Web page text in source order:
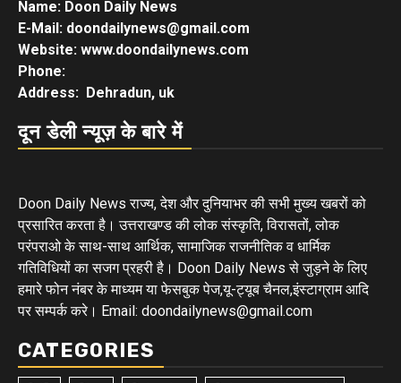
Name: Doon Daily News
E-Mail: doondailynews@gmail.com
Website: www.doondailynews.com
Phone:
Address: Dehradun, uk
दून डेली न्यूज़ के बारे में
Doon Daily News राज्य, देश और दुनियाभर की सभी मुख्य खबरों को
प्रसारित करता है। उत्तराखण्ड की लोक संस्कृति, विरासतों, लोक
परंपराओ के साथ-साथ आर्थिक, सामाजिक राजनीतिक व धार्मिक
गतिविधियों का सजग प्रहरी है। Doon Daily News से जुड़ने के लिए
हमारे फोन नंबर के माध्यम या फेसबुक पेज,यू-ट्यूब चैनल,इंस्टाग्राम आदि
पर सम्पर्क करे। Email: doondailynews@gmail.com
CATEGORIES